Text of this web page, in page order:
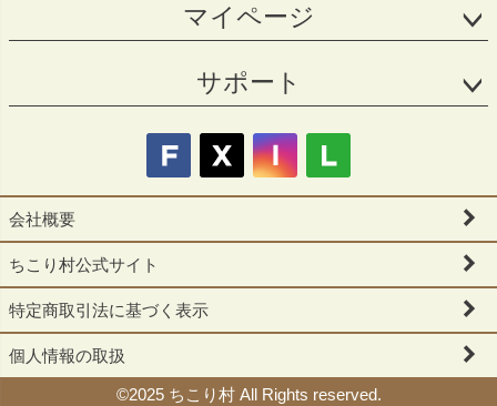
マイページ
サポート
会社概要
ちこり村公式サイト
特定商取引法に基づく表示
個人情報の取扱
©2025 ちこり村 All Rights reserved.